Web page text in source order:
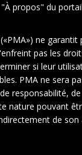
À propos de cet
propos" du
ne
pas les
si leur
PMA ne sera
responsabilité,
nature pouvant
de son